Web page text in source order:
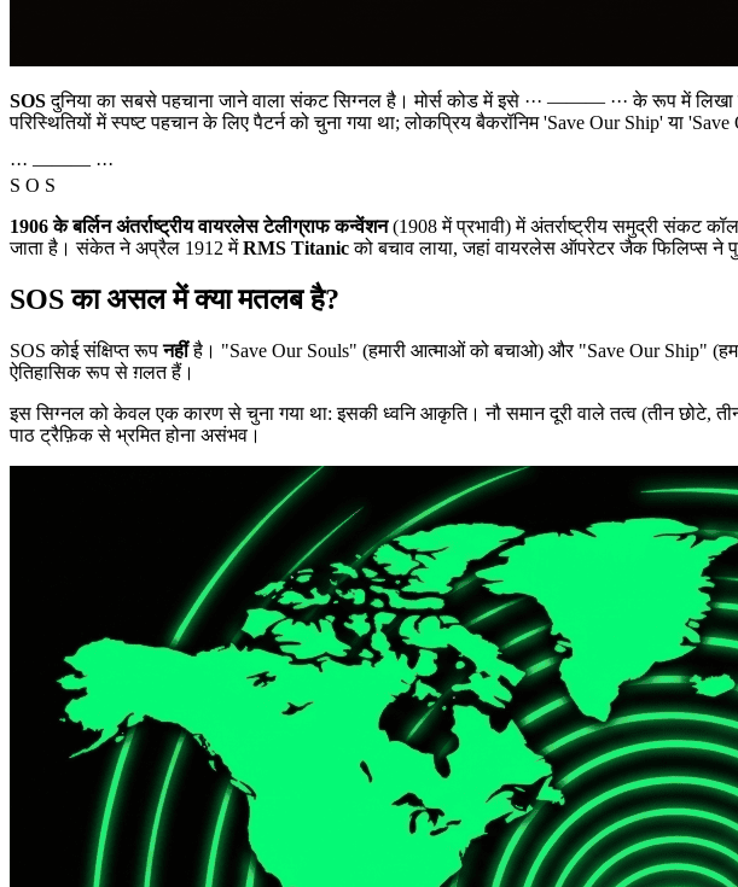
SOSदुनिया का सबसे पहचाना जाने वाला संकट सिग्नल है। मोर्स कोड में इसे ··· ——— ··· के रूप में लिखा
परिस्थितियों में स्पष्ट पहचान के लिए पैटर्न को चुना गया था; लोकप्रिय बैकरॉनिम 'Save Our Ship' या
··· ——— ···
S O S
1906 के बर्लिन अंतर्राष्ट्रीय वायरलेस टेलीग्राफ कन्वेंशन(1908 में प्रभावी) में अंतर्राष्ट्रीय समुद्री संकट
जाता है। संकेत ने अप्रैल 1912 मेंRMS Titanicको बचाव लाया, जहां वायरलेस ऑपरेटर जैक फिलिप्स ने
SOS का असल में क्या मतलब है?
SOS कोई संक्षिप्त रूपनहींहै। "Save Our Souls" (हमारी आत्माओं को बचाओ) और "Save Our Ship"
ऐतिहासिक रूप से ग़लत हैं।
इस सिग्नल को केवल एक कारण से चुना गया था: इसकी ध्वनि आकृति। नौ समान दूरी वाले तत्व (तीन छोटे,
पाठ ट्रैफ़िक से भ्रमित होना असंभव।